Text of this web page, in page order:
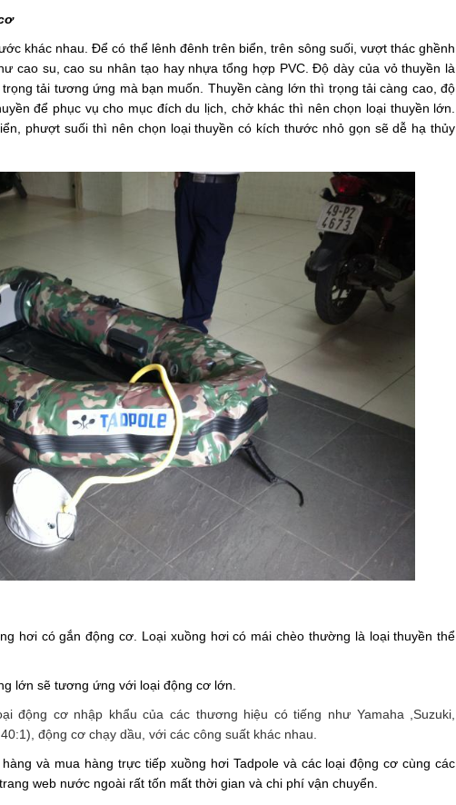
khác nhau. Để có thể lênh đênh trên biển, trên sông suối, vượt thác ghềnh
cao su, cao su nhân tạo hay nhựa tổng hợp PVC. Độ dày của vỏ thuyền là
tải tương ứng mà bạn muốn. Thuyền càng lớn thì trọng tải càng cao, độ
để phục vụ cho mục đích du lịch, chở khác thì nên chọn loại thuyền lớn.
phượt suối thì nên chọn loại thuyền có kích thước nhỏ gọn sẽ dễ hạ thủy
hơi có gắn động cơ. Loại xuồng hơi có mái chèo thường là loại thuyền thể
lớn sẽ tương ứng với loại động cơ lớn.
động cơ nhập khẩu của các thương hiệu có tiếng như Yamaha ,Suzuki,
động cơ chạy dầu, với các công suất khác nhau.
và mua hàng trực tiếp xuồng hơi Tadpole và các loại động cơ cùng các
web nước ngoài rất tốn mất thời gian và chi phí vận chuyển.